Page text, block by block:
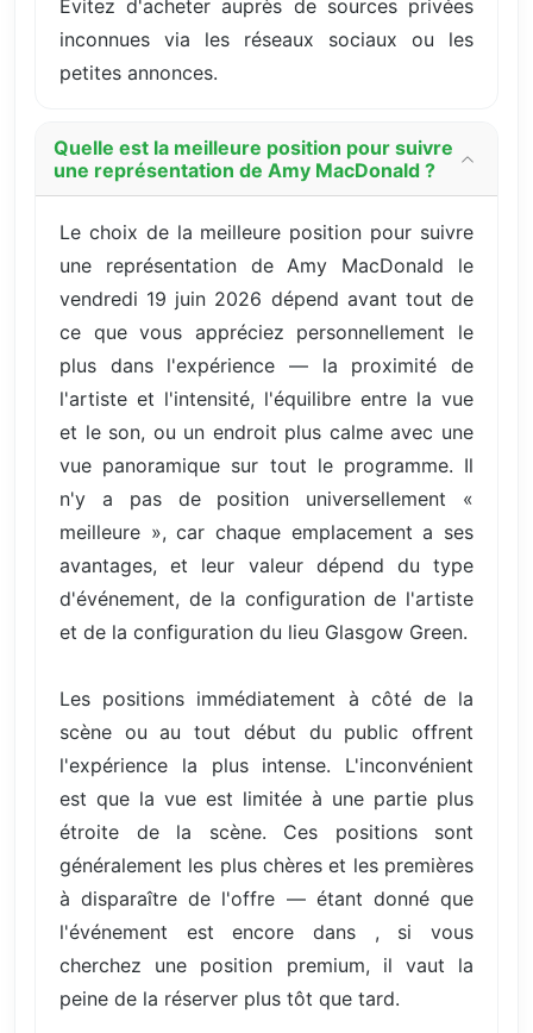
Évitez d'acheter auprès de sources privées
inconnues via les réseaux sociaux ou les
petites annonces.
Quelle est la meilleure position pour suivre
une représentation de Amy MacDonald ?
Le choix de la meilleure position pour suivre
une représentation de Amy MacDonald le
vendredi 19 juin 2026 dépend avant tout de
ce que vous appréciez personnellement le
plus dans l'expérience — la proximité de
l'artiste et l'intensité, l'équilibre entre la vue
et le son, ou un endroit plus calme avec une
vue panoramique sur tout le programme. Il
n'y a pas de position universellement «
meilleure », car chaque emplacement a ses
avantages, et leur valeur dépend du type
d'événement, de la configuration de l'artiste
et de la configuration du lieu Glasgow Green.
Les positions immédiatement à côté de la
scène ou au tout début du public offrent
l'expérience la plus intense. L'inconvénient
est que la vue est limitée à une partie plus
étroite de la scène. Ces positions sont
généralement les plus chères et les premières
à disparaître de l'offre — étant donné que
l'événement est encore dans , si vous
cherchez une position premium, il vaut la
peine de la réserver plus tôt que tard.